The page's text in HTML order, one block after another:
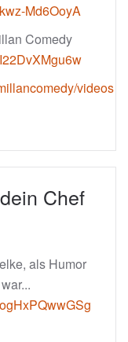
Md6OoyA
Comedy
videos
Chef
als Humor